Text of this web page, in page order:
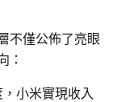
不僅公佈了亮眼
：
小米實現收入